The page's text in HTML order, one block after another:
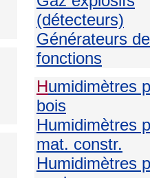
(détecteurs)
Générateurs de
fonctions
Humidimètres
bois
Humidimètres
mat. constr.
Humidimètres